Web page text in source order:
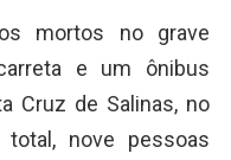
mortos no grave
e um ônibus
Cruz de Salinas, no
nove pessoas